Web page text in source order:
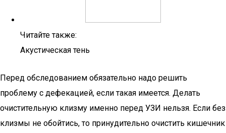
Читайте также:
Акустическая тень
Перед обследованием обязательно надо решить
проблему с дефекацией, если такая имеется. Делать
очистительную клизму именно перед УЗИ нельзя. Если без
клизмы не обойтись, то принудительно очистить кишечник